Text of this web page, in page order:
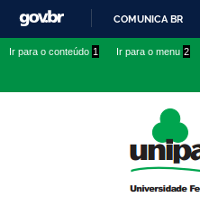
conteúdo
COMUNICA BR
Ir para o conteúdo 1 Ir para o menu 2